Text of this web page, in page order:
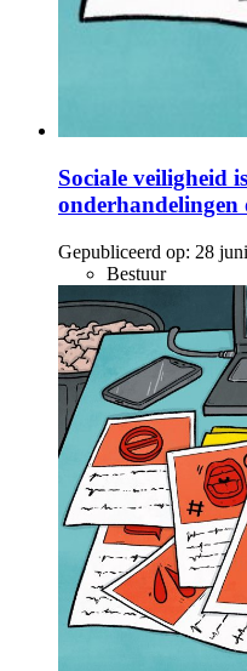
Sociale veiligheid
onderhandelingen
Gepubliceerd op: 28
Bestuur